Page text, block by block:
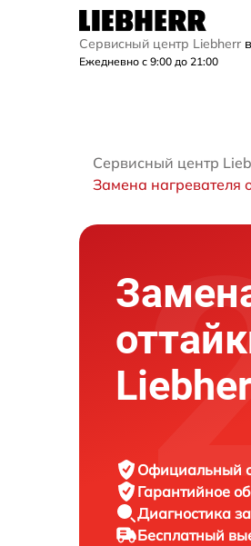
Сервисный центр Liebherr
Ежедневно с 9:00 до 21:00
Сервисный центр
Замена нагревателя
Официальный
Гарантийное
Диагностика
Бесплатный